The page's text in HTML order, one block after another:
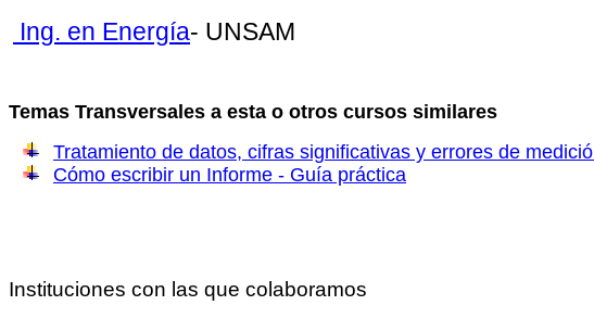
Ing. en Energía- UNSAM
Temas Transversales a esta o otros cursos similares
Tratamiento de datos, cifras significativas y errores de
Cómo escribir un Informe - Guía práctica
Instituciones con las que colaboramos